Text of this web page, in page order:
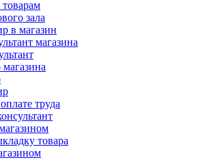
товарам
зала
в магазин
магазина
труда
товара